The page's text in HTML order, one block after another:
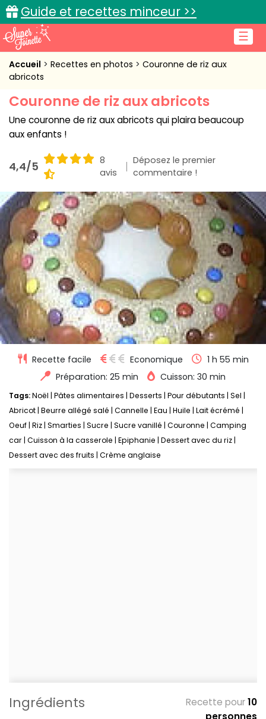
☰
Guide et recettes minceur >>
Accueil
Cuisine pratique
L'actu cuisine
Connexion
Accueil Recettes en photos
Couronne de riz aux
abricots
Couronne de riz aux abricots
Une couronne de riz aux abricots qui plaira beaucoup
aux enfants !
4,4/5
8
avis
Déposez le premier
commentaire !
Recette facile Economique
1 h 55 min
Préparation: 25 min
Cuisson: 30 min
Tags:Noël Pâtes alimentaires Desserts Pour débutants Sel
Abricot Beurre allégé salé Cannelle Eau Huile Lait écrémé
Oeuf Riz Smarties Sucre Sucre vanillé Couronne Camping
car Cuisson à la casserole Epiphanie Dessert avec du riz
Dessert avec des fruits Crème anglaise
Ingrédients Recette pour10